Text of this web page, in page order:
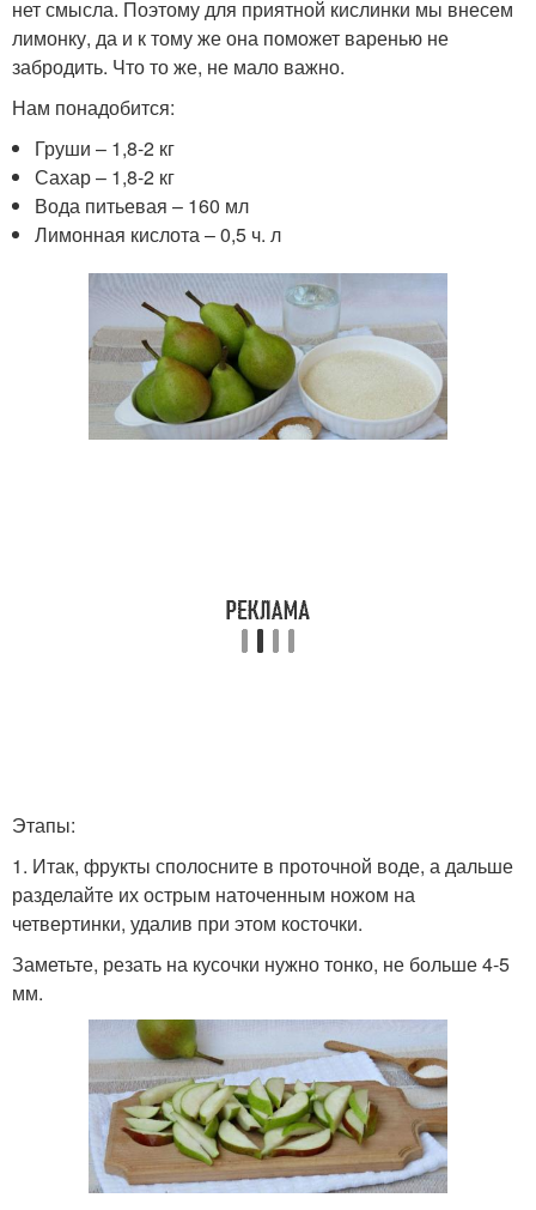
нет смысла. Поэтому для приятной кислинки мы внесем
лимонку, да и к тому же она поможет варенью не
забродить. Что то же, не мало важно.
Нам понадобится:
Груши – 1,8-2 кг
Сахар – 1,8-2 кг
Вода питьевая – 160 мл
Лимонная кислота – 0,5 ч. л
Этапы:
1. Итак, фрукты сполосните в проточной воде, а дальше
разделайте их острым наточенным ножом на
четвертинки, удалив при этом косточки.
Заметьте, резать на кусочки нужно тонко, не больше 4-5
мм.